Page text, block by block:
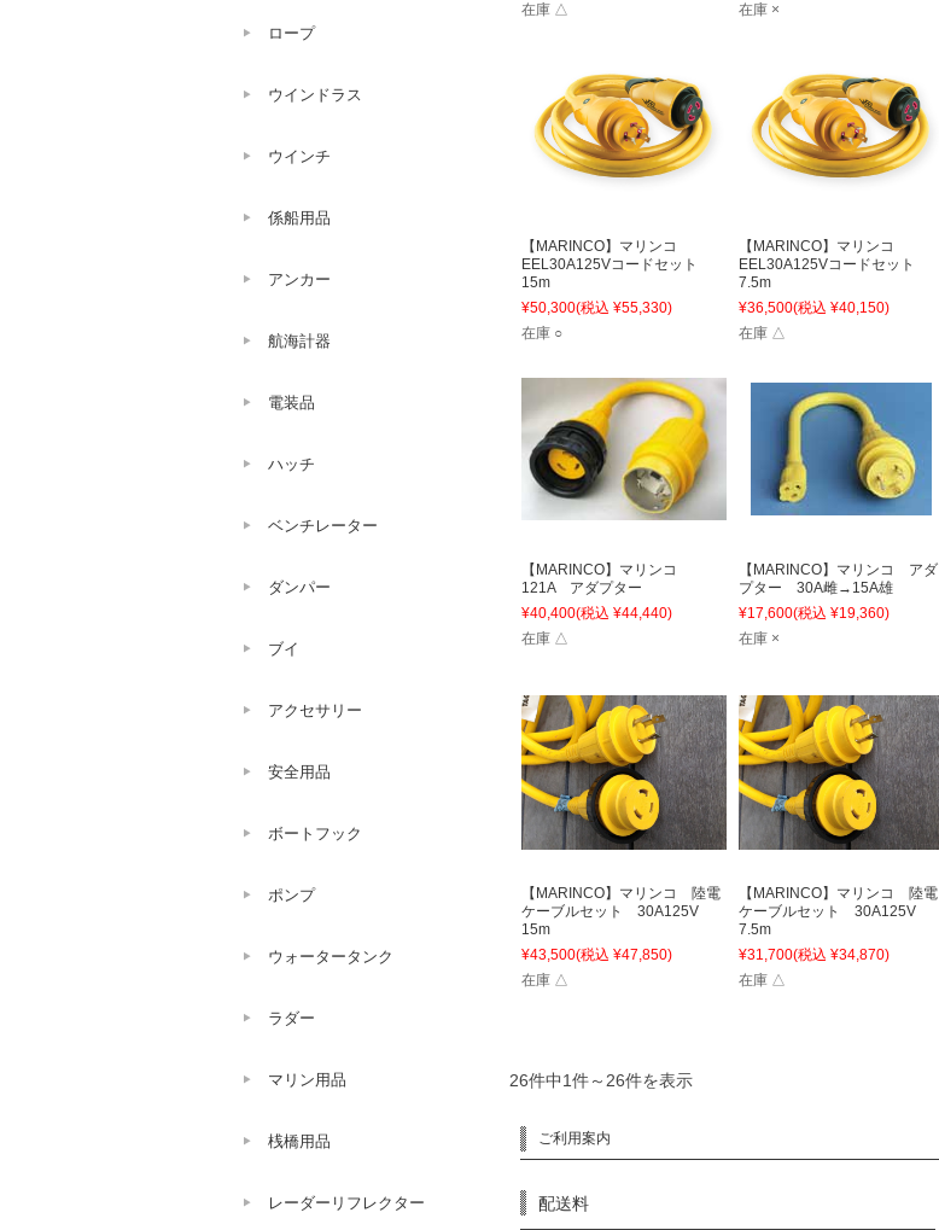
在庫 △
在庫 ×
【MARINCO】マリンコ
EEL30A125Vコードセット
15m
¥50,300(税込 ¥55,330)
在庫 ○
【MARINCO】マリンコ
EEL30A125Vコードセット
7.5m
¥36,500(税込 ¥40,150)
在庫 △
【MARINCO】マリンコ
121A アダプター
¥40,400(税込 ¥44,440)
在庫 △
【MARINCO】マリンコ アダ
プター 30A雌→15A雄
¥17,600(税込 ¥19,360)
在庫 ×
【MARINCO】マリンコ 陸電
ケーブルセット 30A125V
15m
¥43,500(税込 ¥47,850)
在庫 △
【MARINCO】マリンコ 陸電
ケーブルセット 30A125V
7.5m
¥31,700(税込 ¥34,870)
在庫 △
26件中1件～26件を表示
ご利用案内
配送料
ロープ
ウインドラス
ウインチ
係船用品
アンカー
航海計器
電装品
ハッチ
ベンチレーター
ダンパー
ブイ
アクセサリー
安全用品
ボートフック
ポンプ
ウォータータンク
ラダー
マリン用品
桟橋用品
レーダーリフレクター